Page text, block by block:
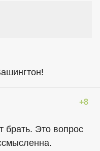
+8
брать. Это вопрос